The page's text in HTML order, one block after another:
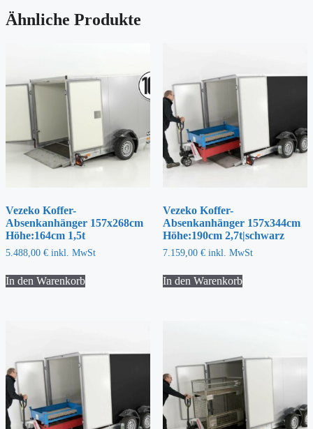
Ähnliche Produkte
Vezeko Koffer-
Absenkanhänger 157x268cm
Höhe:164cm 1,5t
5.488,00 € inkl. MwSt
In den Warenkorb
Vezeko Koffer-
Absenkanhänger 157x344cm
Höhe:190cm 2,7t|schwarz
7.159,00 €inkl. MwSt
In den Warenkorb